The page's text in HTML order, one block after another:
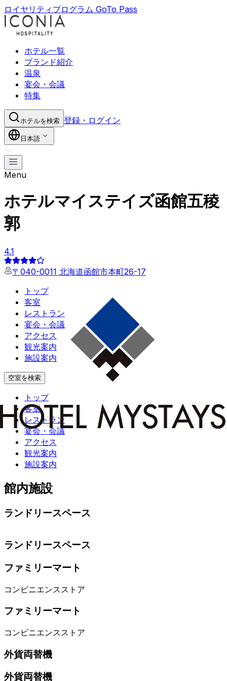
ロイヤリティプログラム GoTo Pass
ホテル一覧
ブランド紹介
温泉
宴会・会議
特集
ホテルを検索 登録・ログイン
日本語
Menu
ホテルマイステイズ函館五稜
郭
4.1
〒040-0011 北海道函館市本町26-17
トップ
客室
レストラン
宴会・会議
アクセス
観光案内
施設案内
空室を検索
トップ
客室
レストラン
宴会・会議
アクセス
観光案内
施設案内
館内施設
ランドリースペース
ランドリースペース
ファミリーマート
コンビニエンスストア
ファミリーマート
コンビニエンスストア
外貨両替機
外貨両替機